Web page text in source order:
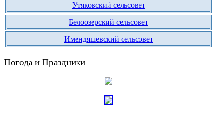
Утяковский сельсовет
Белоозерский сельсовет
Имендяшевский сельсовет
Погода и Праздники